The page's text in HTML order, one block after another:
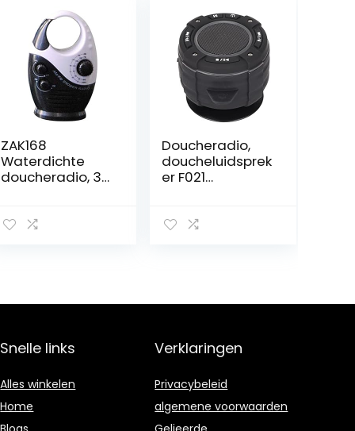
ZAK168
Waterdichte
doucheradio, 3
volume, AM-FM-
met handgreep
Doucheradio,
doucheluidsprek
er F021
Snelle links
Alles winkelen
Home
Verklaringen
Privacybeleid
algemene voorwaarden